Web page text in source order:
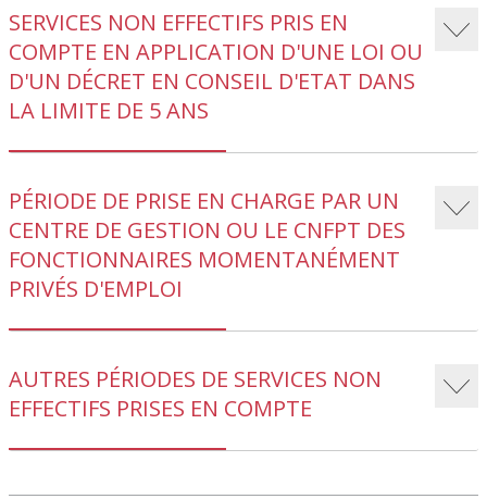
SERVICES NON EFFECTIFS PRIS EN
COMPTE EN APPLICATION D'UNE LOI OU
D'UN DÉCRET EN CONSEIL D'ETAT DANS
LA LIMITE DE 5 ANS
PÉRIODE DE PRISE EN CHARGE PAR UN
CENTRE DE GESTION OU LE CNFPT DES
FONCTIONNAIRES MOMENTANÉMENT
PRIVÉS D'EMPLOI
AUTRES PÉRIODES DE SERVICES NON
EFFECTIFS PRISES EN COMPTE